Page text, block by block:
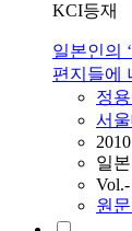
KCI등재
일본인의
편지들에
정
서
2010
일
원문